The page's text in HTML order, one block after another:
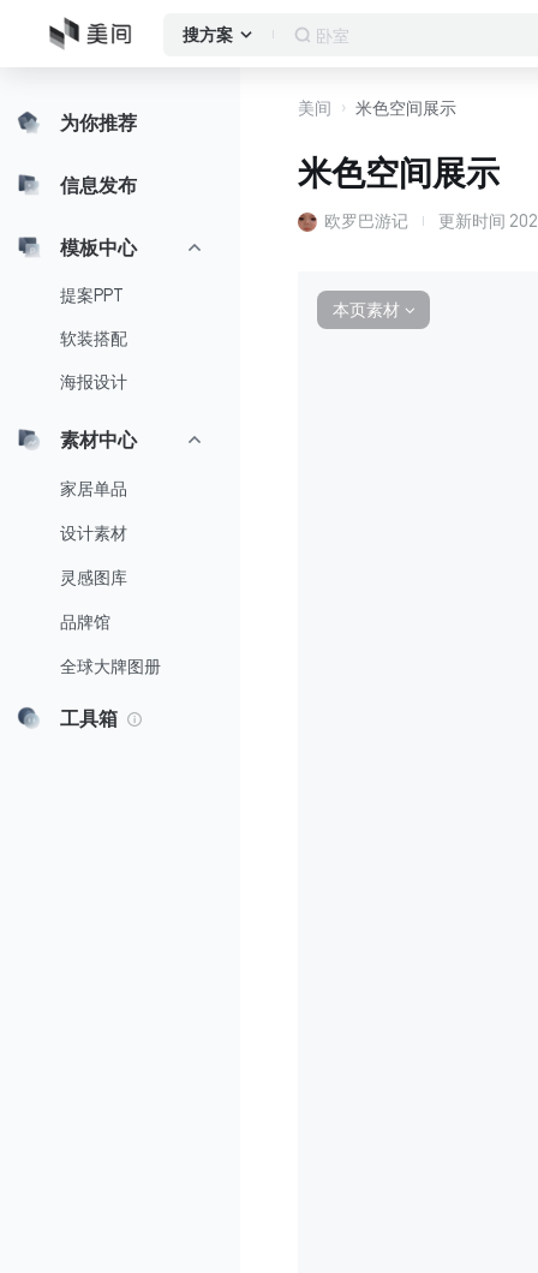
搜方案 卧室
为你推荐
信息发布
模板中心
提案PPT
软装搭配
海报设计
素材中心
家居单品
设计素材
灵感图库
品牌馆
全球大牌图册
工具箱
美间 米色空间展示
米色空间展示
欧罗巴游记 更新时间
本页素材 ∨